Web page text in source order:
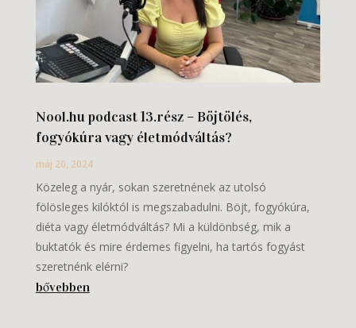
Nool.hu podcast 13.rész – Böjtölés,
fogyókúra vagy életmódváltás?
máj 20, 2024
Közeleg a nyár, sokan szeretnének az utolsó
fölösleges kilóktól is megszabadulni. Böjt, fogyókúra,
diéta vagy életmódváltás? Mi a küldönbség, mik a
buktatók és mire érdemes figyelni, ha tartós fogyást
szeretnénk elérni?
bővebben